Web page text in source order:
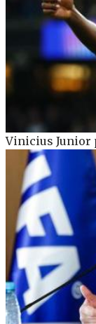
Vinicius Junior